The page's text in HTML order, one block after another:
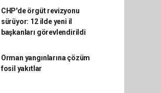
CHP'de örgüt revizyonu
sürüyor: 12 ilde yeni il
başkanları görevlendirildi
Orman yangınlarına çözüm
fosil yakıtlar